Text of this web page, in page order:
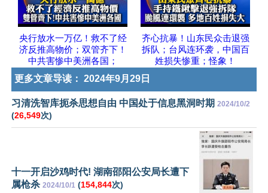
央行放水一万亿！救不了经
济反推高物价；双管齐下！
中共害惨中美洲各国；
齐心抗暴！山东民众击退强
拆队；台风连环袭，中国百
姓损失惨重；怪象！
更多文章导读： 2024年9月29日
习清洗智库扼杀思想自由 中国处于信息黑洞时期 2024/10/2
(26,549次)
十一开启沙鸡时代! 湖南邵阳公安局长遭下
属枪杀 2024/10/1 (154,844次)